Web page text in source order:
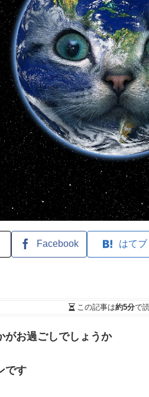
Facebook はてブ
この記事は約5分で
がお過ごしでしょうか
です